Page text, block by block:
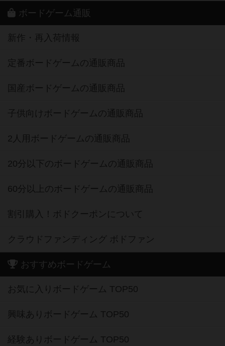
ボードゲーム通販
新作・再入荷情報
定番ボードゲームの通販商品
国産ボードゲームの通販商品
子供向けボードゲームの通販商品
2人用ボードゲームの通販商品
20分以下のボードゲームの通販商品
60分以上のボードゲームの通販商品
割引購入！ボドクーポンについて
クラウドファンディング ボドファン
おすすめボードゲーム
お気に入りボードゲーム TOP50
興味ありボードゲーム TOP50
経験ありボードゲーム TOP50